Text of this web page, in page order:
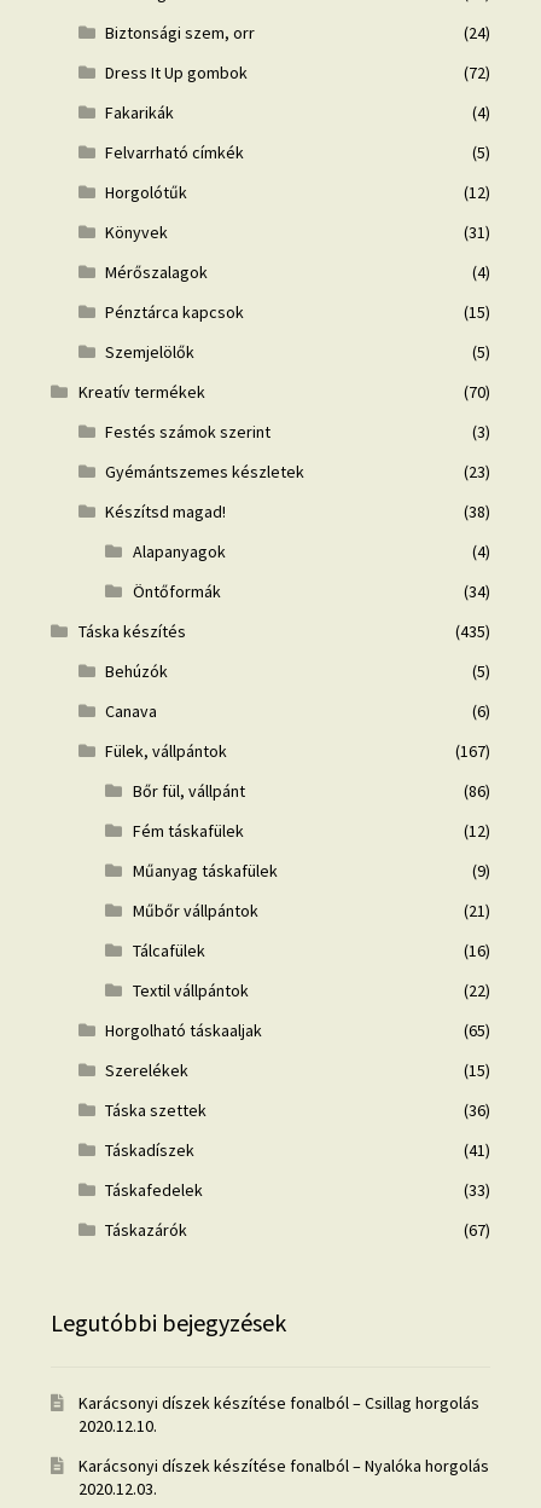
Biztonsági szem, orr
(24)
Dress It Up gombok
(72)
Fakarikák
(4)
Felvarrható címkék
(5)
Horgolótűk
(12)
Könyvek
(31)
Mérőszalagok
(4)
Pénztárca kapcsok
(15)
Szemjelölők
(5)
Kreatív termékek
(70)
Festés számok szerint
(3)
Gyémántszemes készletek
(23)
Készítsd magad!
(38)
Alapanyagok
(4)
Öntőformák
(34)
Táska készítés
(435)
Behúzók
(5)
Canava
(6)
Fülek, vállpántok
(167)
Bőr fül, vállpánt
(86)
Fém táskafülek
(12)
Műanyag táskafülek
(9)
Műbőr vállpántok
(21)
Tálcafülek
(16)
Textil vállpántok
(22)
Horgolható táskaaljak
(65)
Szerelékek
(15)
Táska szettek
(36)
Táskadíszek
(41)
Táskafedelek
(33)
Táskazárók
(67)
Legutóbbi bejegyzések
Karácsonyi díszek készítése fonalból – Csillag horgolás
2020.12.10.
Karácsonyi díszek készítése fonalból – Nyalóka horgolás
2020.12.03.